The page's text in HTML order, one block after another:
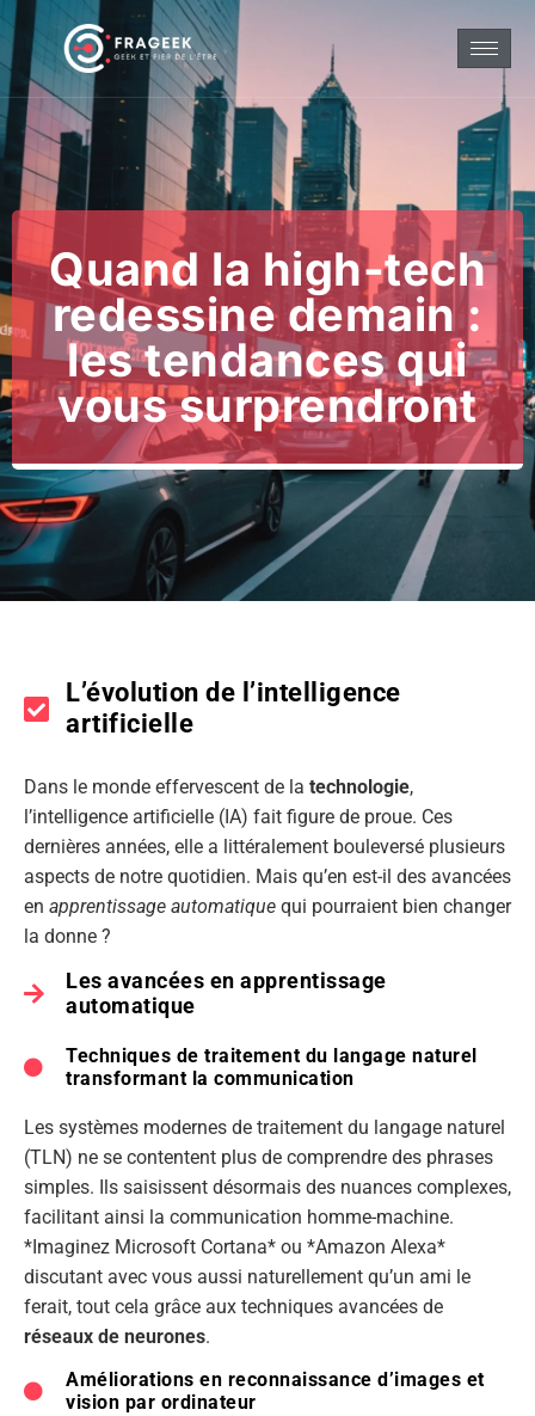
Quand la high-tech
redessine demain :
les tendances qui
vous surprendront
L’évolution de l’intelligence
artificielle
Dans le monde effervescent de la technologie,
l’intelligence artificielle (IA) fait figure de proue. Ces
dernières années, elle a littéralement bouleversé plusieurs
aspects de notre quotidien. Mais qu’en est-il des avancées
en apprentissage automatique qui pourraient bien changer
la donne ?
Les avancées en apprentissage
automatique
Techniques de traitement du langage naturel
transformant la communication
Les systèmes modernes de traitement du langage naturel
(TLN) ne se contentent plus de comprendre des phrases
simples. Ils saisissent désormais des nuances complexes,
facilitant ainsi la communication homme-machine.
*Imaginez Microsoft Cortana* ou *Amazon Alexa*
discutant avec vous aussi naturellement qu’un ami le
ferait, tout cela grâce aux techniques avancées de
réseaux de neurones.
Améliorations en reconnaissance d’images et
vision par ordinateur